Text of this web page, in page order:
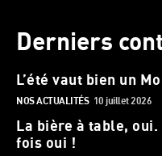
Derniers
L’été vaut bien un
NOS ACTUALITÉS 10 juillet 2026
La bière à table,
fois oui !